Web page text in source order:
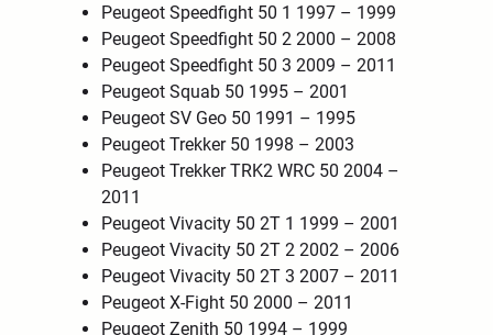
Peugeot Speedfight 50 1 1997 – 1999
Peugeot Speedfight 50 2 2000 – 2008
Peugeot Speedfight 50 3 2009 – 2011
Peugeot Squab 50 1995 – 2001
Peugeot SV Geo 50 1991 – 1995
Peugeot Trekker 50 1998 – 2003
Peugeot Trekker TRK2 WRC 50 2004 –
2011
Peugeot Vivacity 50 2T 1 1999 – 2001
Peugeot Vivacity 50 2T 2 2002 – 2006
Peugeot Vivacity 50 2T 3 2007 – 2011
Peugeot X-Fight 50 2000 – 2011
Peugeot Zenith 50 1994 – 1999